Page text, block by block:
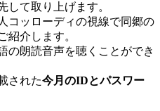
して取り上げます。
コッローディの視線で同郷の
紹介します。
の朗読音声を聴くことができ
された今月のIDとパスワー